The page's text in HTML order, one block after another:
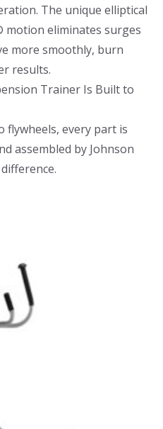
The unique elliptical
motion eliminates surges
more smoothly, burn
results.
Trainer Is Built to
flywheels, every part is
assembled by Johnson